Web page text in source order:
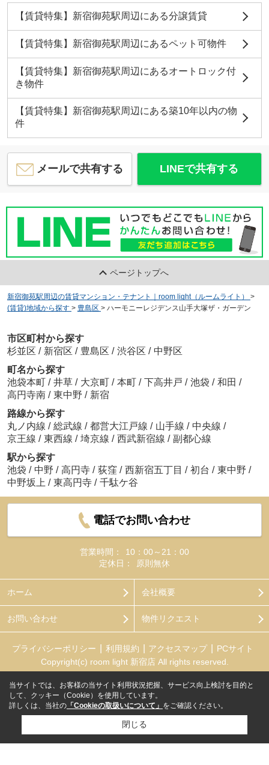
【賃貸特集】新宿御苑駅周辺にある分譲賃貸
【賃貸特集】新宿御苑駅周辺にあるペット可物件
【賃貸特集】新宿御苑駅周辺にあるオートロック付
き物件
【賃貸特集】新宿御苑駅周辺にある築10年以内の物
件
メールで共有する LINEで共有する
ページトップへ
新宿御苑駅周辺の賃貸マンション・テナント｜room light（ルームライト）
>
(賃貸)地域から探す > 豊島区 > ハーモニーレジデンス山手大塚ザ・ガーデン
市区町村から探す
杉並区 / 新宿区 / 豊島区 / 渋谷区 / 中野区
町名から探す
池袋本町 / 井草 / 大京町 / 本町 / 下高井戸 / 池袋 / 和田 /
高円寺南 / 東中野 / 新宿
路線から探す
丸ノ内線 / 総武線 / 都営大江戸線 / 山手線 / 中央線 /
京王線 / 東西線 / 埼京線 / 西武新宿線 / 副都心線
駅から探す
池袋 / 中野 / 高円寺 / 荻窪 / 西新宿五丁目 / 初台 / 東中野 /
中野坂上 / 東高円寺 / 千駄ケ谷
電話でお問い合わせ
営業時間：
10：00～21：00
定休日：
原則無休
ホーム 会社概要
お問い合わせ 物件リクエスト
プライバシーポリシー 利用規約 アクセスマップ
PCサイト
Copyright(c) room light 新宿店 All rights reserved.
当サイトでは、お客様の当サイト利用状況把握、サービス向上検討を目的と
して、クッキー（Cookie）を使用しています。
詳しくは、当社の 「Cookieの取扱いについて」 をご確認ください。
閉じる